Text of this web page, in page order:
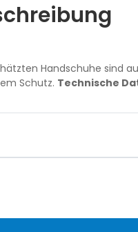
Handschuhe sind
Schutz. Technische